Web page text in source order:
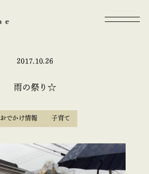
2017.10.26
雨の祭り☆
おでかけ情報 子育て